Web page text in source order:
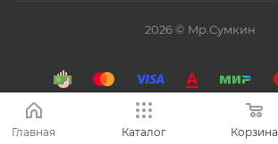
2026 © Mр.Сумкин
Главная Каталог Корзина